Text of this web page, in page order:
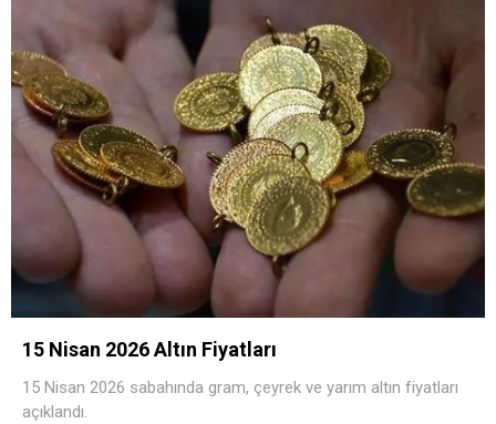
15 Nisan 2026 Altın Fiyatları
15 Nisan 2026 sabahında gram, çeyrek ve yarım altın fiyatları
açıklandı.